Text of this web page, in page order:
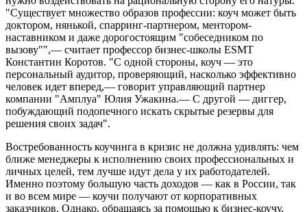
"Существует множество образов профессии: коуч может быть
доктором, нянькой, спарринг-партнером, ментором-
наставником и даже дорогостоящим "собеседником по
вызову"",— считает профессор бизнес-школы ESMT
Константин Коротов. "С одной стороны, коуч — это
персональный аудитор, проверяющий, насколько эффективно
человек идет вперед,— говорит управляющий партнер
компании "Амплуа" Юлия Ужакина.— С другой — диггер,
побуждающий подопечного искать скрытые резервы для
решения своих задач".
Востребованность коучинга в кризис не должна удивлять: чем
ближе менеджеры к исполнению своих профессиональных и
личных целей, тем лучше идут дела у их работодателей.
Именно поэтому большую часть доходов — как в России, так
и во всем мире — коучи получают от корпоративных
заказчиков. Однако, обращаясь за помощью к бизнес-коучу,